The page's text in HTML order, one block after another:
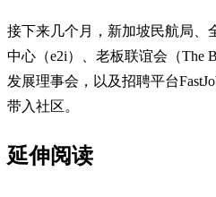
接下来几个月，新加坡民航局、
中心（e2i）、老板联谊会（The
发展理事会，以及招聘平台
带入社区。
延伸阅读